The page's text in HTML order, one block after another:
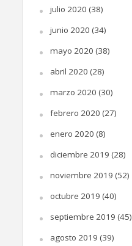
julio 2020 (38)
junio 2020 (34)
mayo 2020 (38)
abril 2020 (28)
marzo 2020 (30)
febrero 2020 (27)
enero 2020 (8)
diciembre 2019 (28)
noviembre 2019 (52)
octubre 2019 (40)
septiembre 2019 (45)
agosto 2019 (39)